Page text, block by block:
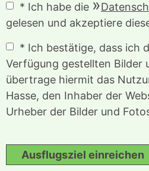
* Ich habe die
gelesen und akzeptiere
* Ich bestätige, dass ich
Verfügung gestellten Bilder
übertrage hiermit das
Hasse, den Inhaber der
Urheber der Bilder und
Ausflugsziel einreichen